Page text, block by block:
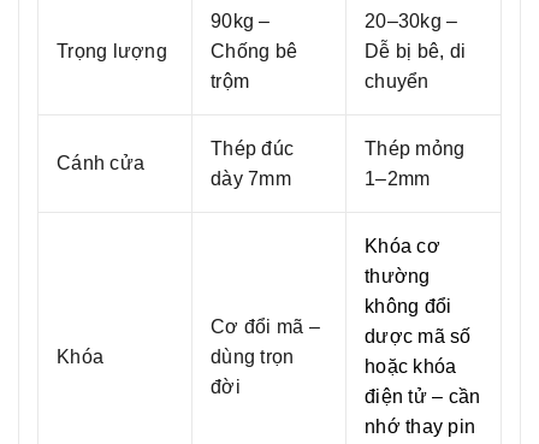
Trọng lượng
90kg –
Chống bê
trộm
20–30kg –
Dễ bị bê, di
chuyển
Cánh cửa
Thép đúc
dày 7mm
Thép mỏng
1–2mm
Khóa
Cơ đổi mã –
dùng trọn
đời
Khóa cơ
thường
không đổi
dược mã số
hoặc khóa
điện tử – cần
nhớ thay pin